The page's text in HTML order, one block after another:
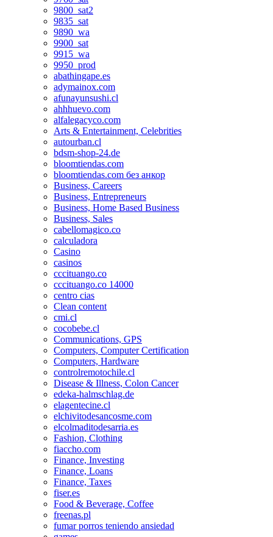
9800_sat2
9835_sat
9890_wa
9900_sat
9915_wa
9950_prod
abathingape.es
adymainox.com
afunayunsushi.cl
ahhhuevo.com
alfalegacyco.com
Arts & Entertainment, Celebrities
autourban.cl
bdsm-shop-24.de
bloomtiendas.com
bloomtiendas.com без анкор
Business, Careers
Business, Entrepreneurs
Business, Home Based Business
Business, Sales
cabellomagico.co
calculadora
Casino
casinos
cccituango.co
cccituango.co 14000
centro cias
Clean content
cmi.cl
cocobebe.cl
Communications, GPS
Computers, Computer Certification
Computers, Hardware
controlremotochile.cl
Disease & Illness, Colon Cancer
edeka-halmschlag.de
elagentecine.cl
elchivitodesancosme.com
elcolmaditodesarria.es
Fashion, Clothing
fiaccho.com
Finance, Investing
Finance, Loans
Finance, Taxes
fiser.es
Food & Beverage, Coffee
freenas.pl
fumar porros teniendo ansiedad